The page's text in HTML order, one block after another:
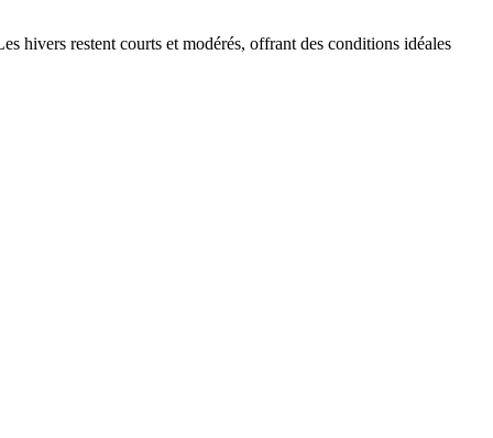
hivers restent courts et modérés, offrant des conditions idéales